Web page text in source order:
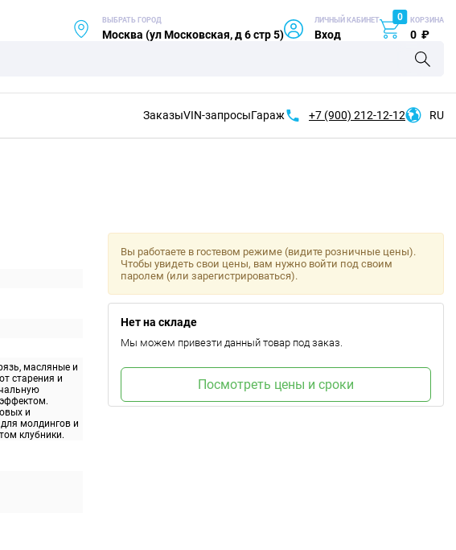
ВЫБРАТЬ ГОРОД
Москва (ул Московская, д 6 стр 5)
ЛИЧНЫЙ КАБИНЕТ
Вход
0 КОРЗИНА
0 ₽
ЗаказыVIN-запросыГараж +7 (900) 212-12-12 RU
масляные и
старения и
и
молдингов и
клубники.
Вы работаете в гостевом режиме (видите розничные цены).
Чтобы увидеть свои цены, вам нужно войти под своим
паролем (или зарегистрироваться).
Нет на складе
Мы можем привезти данный товар под заказ.
Посмотреть цены и сроки